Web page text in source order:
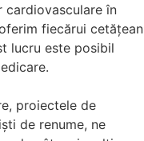
în
fiecărui cetățean
lucru este posibil
proiectele de
de renume, ne